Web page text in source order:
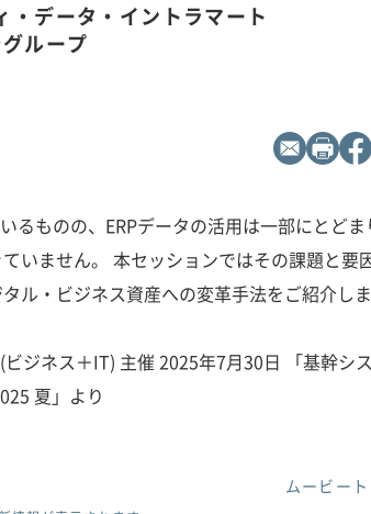
データ・イントラマート
ループ
るものの、ERPデータの活用は一部にとど
いません。 本セッションではその課題と要
ル・ビジネス資産への変革手法をご紹介しま
ジネス＋IT) 主催 2025年7月30日 「基幹シ
夏」より
ムービー